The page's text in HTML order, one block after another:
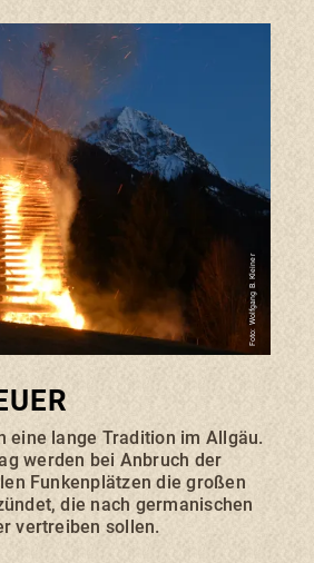
Foto: Wolfgang B. Kleiner
eine lange Tradition im Allgäu.
werden bei Anbruch der
Funkenplätzen die großen
die nach germanischen
vertreiben sollen.